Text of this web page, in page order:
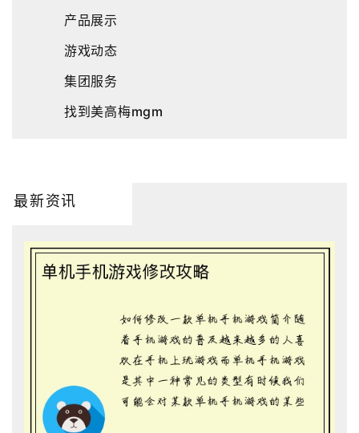
产品展示
游戏动态
集团服务
找到美高梅mgm
最新资讯